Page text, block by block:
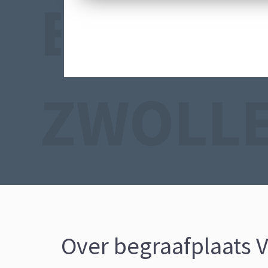
Over begraafplaats